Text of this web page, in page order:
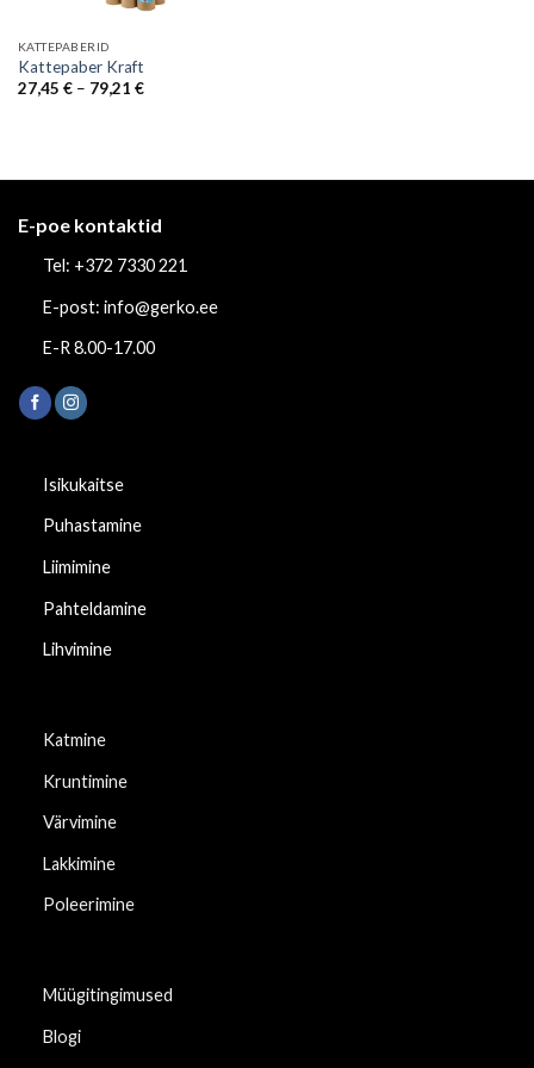
KATTEPABERID
Kattepaber Kraft
27,45 € – 79,21 €Price
E-poe kontaktid
Tel: +372 7330 221
E-post: info@gerko.ee
E-R 8.00-17.00
Isikukaitse
Puhastamine
Liimimine
Pahteldamine
Lihvimine
Katmine
Kruntimine
Värvimine
Lakkimine
Poleerimine
Müügitingimused
Blogi